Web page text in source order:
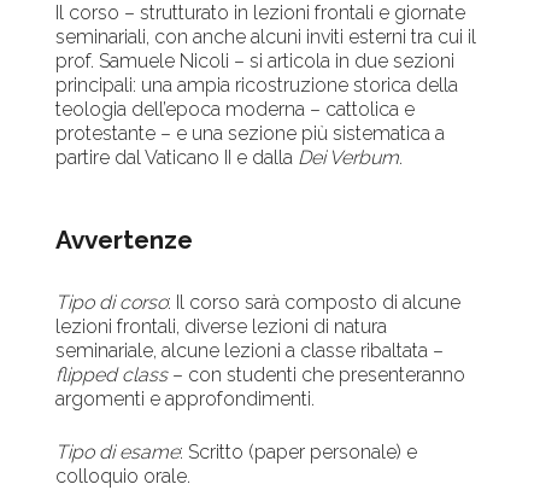
Il corso – strutturato in lezioni frontali e giornate
seminariali, con anche alcuni inviti esterni tra cui il
prof. Samuele Nicoli – si articola in due sezioni
principali: una ampia ricostruzione storica della
teologia dell’epoca moderna – cattolica e
protestante – e una sezione più sistematica a
partire dal Vaticano II e dalla Dei Verbum.
Avvertenze
Tipo di corso: Il corso sarà composto di alcune
lezioni frontali, diverse lezioni di natura
seminariale, alcune lezioni a classe ribaltata –
flipped class– con studenti che presenteranno
argomenti e approfondimenti.
Tipo di esame: Scritto (paper personale) e
colloquio orale.